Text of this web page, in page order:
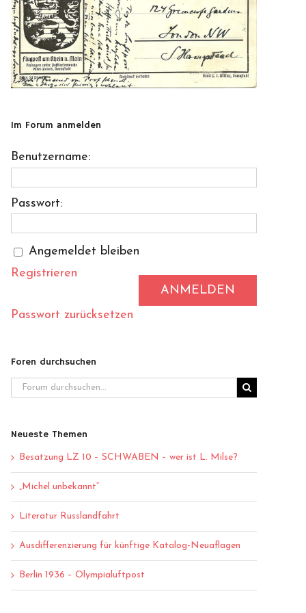
Im Forum anmelden
Benutzername:
Passwort:
Angemeldet bleiben
ANMELDEN
Registrieren
Passwort zurücksetzen
Foren durchsuchen
Neueste Themen
Besatzung LZ 10 – SCHWABEN – wer ist L. Milse?
„Michel unbekannt“
Literatur Russlandfahrt
Ausdifferenzierung für künftige Katalog-Neuaflagen
Berlin 1936 – Olympialuftpost